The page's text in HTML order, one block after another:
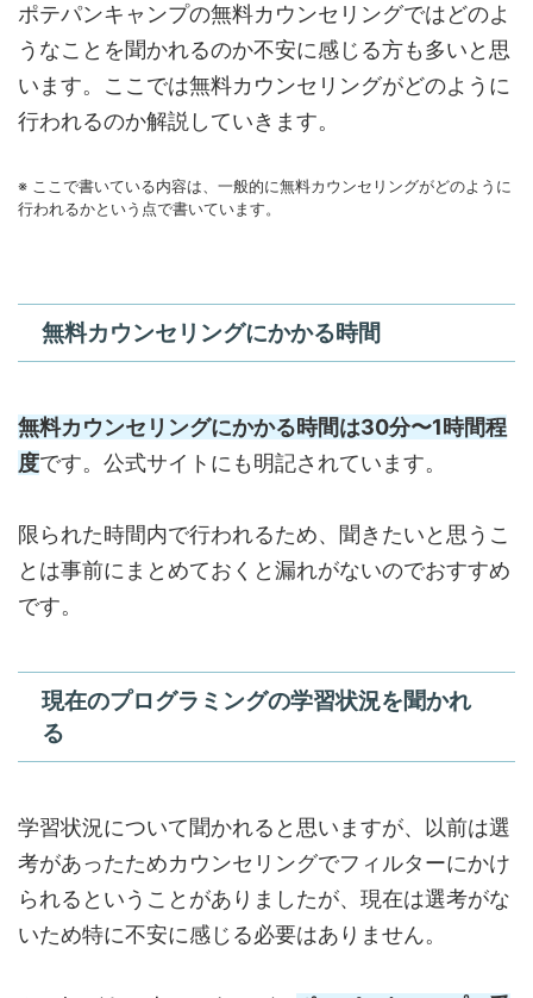
ポテパンキャンプの無料カウンセリングではどのよ
うなことを聞かれるのか不安に感じる方も多いと思
います。ここでは無料カウンセリングがどのように
行われるのか解説していきます。
※ ここで書いている内容は、一般的に無料カウンセリングがどのように
行われるかという点で書いています。
無料カウンセリングにかかる時間
無料カウンセリングにかかる時間は30分〜1時間程
度です。公式サイトにも明記されています。
限られた時間内で行われるため、聞きたいと思うこ
とは事前にまとめておくと漏れがないのでおすすめ
です。
現在のプログラミングの学習状況を聞かれ
る
学習状況について聞かれると思いますが、以前は選
考があったためカウンセリングでフィルターにかけ
られるということがありましたが、現在は選考がな
いため特に不安に感じる必要はありません。